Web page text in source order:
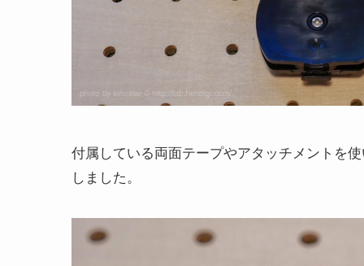
付属している両面テープやアタッチメントを
しました。